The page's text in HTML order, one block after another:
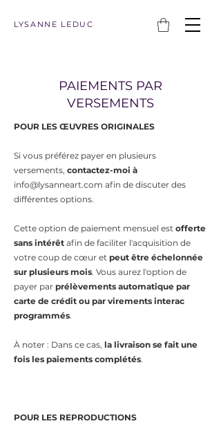
LYSANNE LEDUC
PAIEMENTS PAR
VERSEMENTS
POUR LES ŒUVRES ORIGINALES
Si vous préférez payer en plusieurs
versements, contactez-moi à
info@lysanneart.com afin de discuter des
différentes options.
Cette option de paiement mensuel est offerte
sans intérêt afin de faciliter l'acquisition de
votre coup de cœur et peut être échelonnée
sur plusieurs mois. Vous aurez l'option de
payer par prélèvements automatique par
carte de crédit ou par virements interac
programmés.
À noter : Dans ce cas, la livraison se fait une
fois les paiements complétés.
POUR LES REPRODUCTIONS